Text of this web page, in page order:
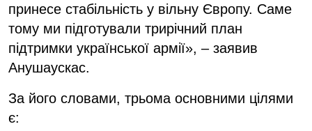
принесе стабільність у вільну Європу. Саме
тому ми підготували трирічний план
підтримки української армії», – заявив
Анушаускас.
За його словами, трьома основними цілями
є: